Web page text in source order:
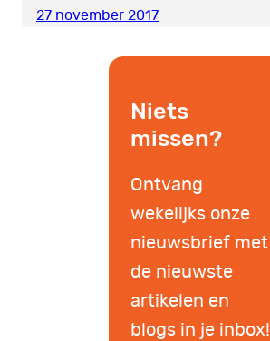
27 november 2017
Niets
missen?
Ontvang
wekelijks onze
nieuwsbrief met
de nieuwste
artikelen en
blogs in je inbox!